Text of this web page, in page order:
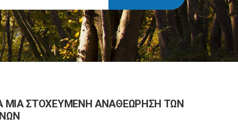
ΜΙΑ ΣΤΟΧΕΥΜΕΝΗ ΑΝΑΘΕΩΡΗΣΗ ΤΩΝ